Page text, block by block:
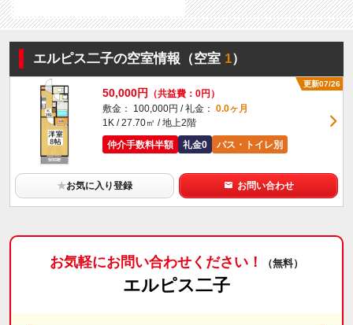
エルピス二子の空室情報（空室1）
更新07/26
50,000円
（共益費：0円）
敷金： 100,000円 / 礼金： 0.0ヶ月
1K / 27.70㎡ / 地上2階
仲介手数料半額
礼金0 バス・トイレ別
★お気に入り登録 お問い合わせ
お気軽にお問い合わせください！ （無料）
エルピス二子